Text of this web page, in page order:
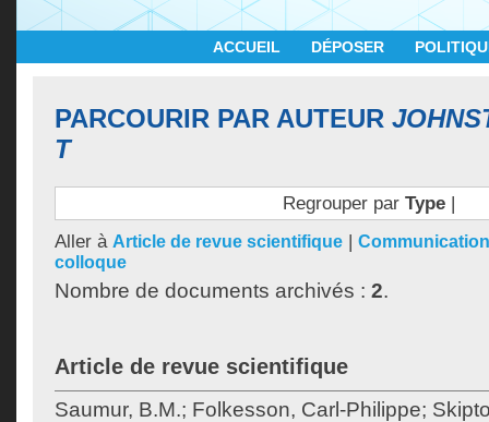
ACCUEIL DÉPOSER
PARCOURIR PAR AUTEUR
T
Regrouper par Type|
Aller à Article de revue scientifique |
colloque
Nombre de documents archivés : 2.
Article de revue scientifique
Saumur, B.M.; Folkesson, Carl-Philippe;